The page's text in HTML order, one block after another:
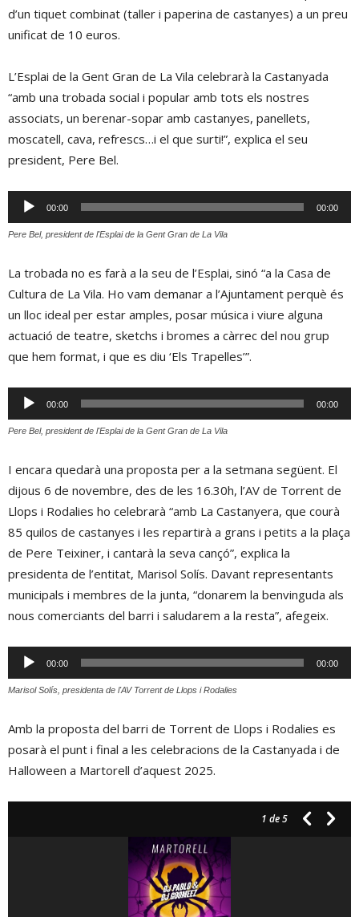
d’un tiquet combinat (taller i paperina de castanyes) a un preu
unificat de 10 euros.
L’Esplai de la Gent Gran de La Vila celebrarà la Castanyada
“amb una trobada social i popular amb tots els nostres
associats, un berenar-sopar amb castanyes, panellets,
moscatell, cava, refrescs…i el que surti!”, explica el seu
president, Pere Bel.
Reproductor
d'àudio
00:00 00:00
Pere Bel, president de l'Esplai de la Gent Gran de La Vila
La trobada no es farà a la seu de l’Esplai, sinó “a la Casa de
Cultura de La Vila. Ho vam demanar a l’Ajuntament perquè és
un lloc ideal per estar amples, posar música i viure alguna
actuació de teatre, sketchs i bromes a càrrec del nou grup
que hem format, i que es diu ‘Els Trapelles’”.
Reproductor
d'àudio
00:00 00:00
Pere Bel, president de l'Esplai de la Gent Gran de La Vila
I encara quedarà una proposta per a la setmana següent. El
dijous 6 de novembre, des de les 16.30h, l’AV de Torrent de
Llops i Rodalies ho celebrarà “amb La Castanyera, que courà
85 quilos de castanyes i les repartirà a grans i petits a la plaça
de Pere Teixiner, i cantarà la seva cançó”, explica la
presidenta de l’entitat, Marisol Solís. Davant representants
municipals i membres de la junta, “donarem la benvinguda als
nous comerciants del barri i saludarem a la resta”, afegeix.
Reproductor
d'àudio
00:00 00:00
Marisol Solís, presidenta de l'AV Torrent de Llops i Rodalies
Amb la proposta del barri de Torrent de Llops i Rodalies es
posarà el punt i final a les celebracions de la Castanyada i de
Halloween a Martorell d’aquest 2025.
1 de 5